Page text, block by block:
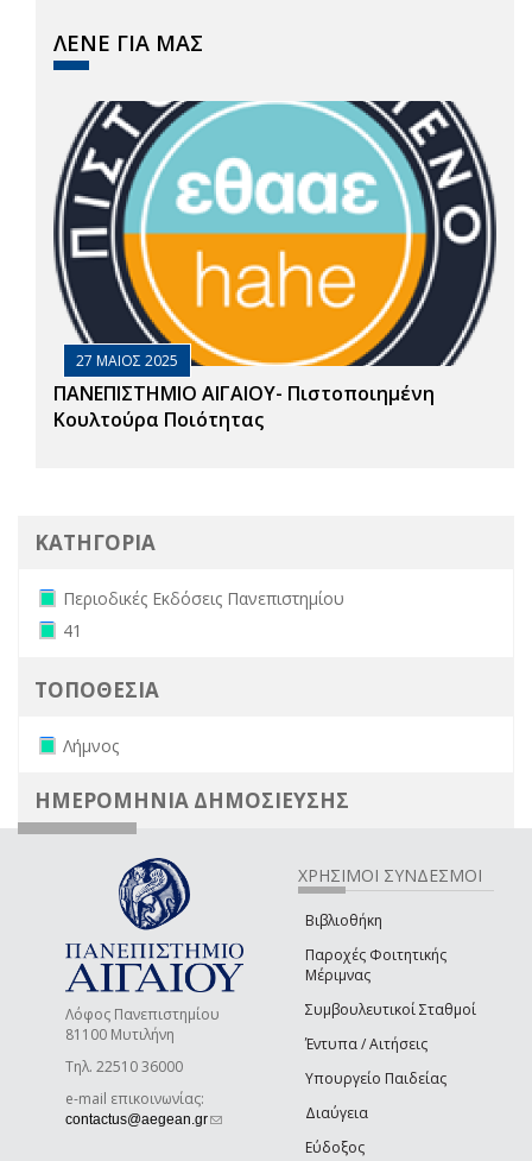
ΛΕΝΕ ΓΙΑ ΜΑΣ
27 ΜΑΙΟΣ 2025
ΠΑΝΕΠΙΣΤΗΜΙΟ ΑΙΓΑΙΟΥ- Πιστοποιημένη
Κουλτούρα Ποιότητας
ΚΑΤΗΓΟΡΙΑ
Remove Περιοδικές Εκδόσεις Πανεπιστημίου filter
Περιοδικές Εκδόσεις Πανεπιστημίου
Remove 41 filter
41
ΤΟΠΟΘΕΣΙΑ
Remove Λήμνος filter
Λήμνος
ΗΜΕΡΟΜΗΝΙΑ ΔΗΜΟΣΙΕΥΣΗΣ
Λόφος Πανεπιστημίου
81100 Μυτιλήνη
Τηλ. 22510 36000
e-mail επικοινωνίας:
contactus@aegean.gr(link sends e-mail)
ΧΡΗΣΙΜΟΙ ΣΥΝΔΕΣΜΟΙ
Βιβλιοθήκη
Παροχές Φοιτητικής
Μέριμνας
Συμβουλευτικοί Σταθμοί
Έντυπα / Αιτήσεις
Υπουργείο Παιδείας
Διαύγεια
Εύδοξος